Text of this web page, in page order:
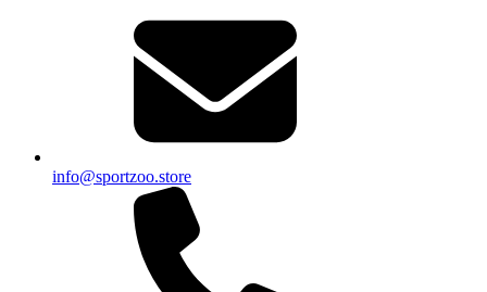
info@sportzoo.store